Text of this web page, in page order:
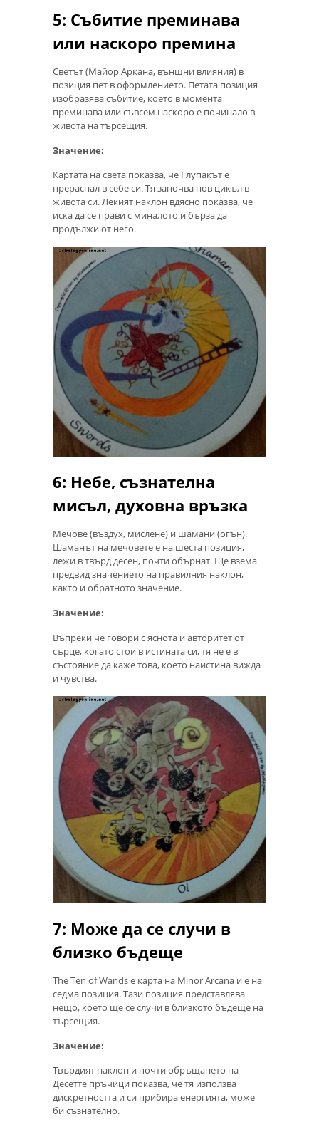
5: Събитие преминава
или наскоро премина
Светът (Майор Аркана, външни влияния) в
позиция пет в оформлението. Петата позиция
изобразява събитие, което в момента
преминава или съвсем наскоро е починало в
живота на търсещия.
Значение:
Картата на света показва, че Глупакът е
прераснал в себе си. Тя започва нов цикъл в
живота си. Лекият наклон вдясно показва, че
иска да се прави с миналото и бърза да
продължи от него.
6: Небе, съзнателна
мисъл, духовна връзка
Мечове (въздух, мислене) и шамани (огън).
Шаманът на мечовете е на шеста позиция,
лежи в твърд десен, почти обърнат. Ще взема
предвид значението на правилния наклон,
както и обратното значение.
Значение:
Въпреки че говори с яснота и авторитет от
сърце, когато стои в истината си, тя не е в
състояние да каже това, което наистина вижда
и чувства.
7: Може да се случи в
близко бъдеще
The Ten of Wands е карта на Minor Arcana и е на
седма позиция. Тази позиция представлява
нещо, което ще се случи в близкото бъдеще на
търсещия.
Значение:
Твърдият наклон и почти обръщането на
Десетте пръчици показва, че тя използва
дискретността и си прибира енергията, може
би съзнателно.